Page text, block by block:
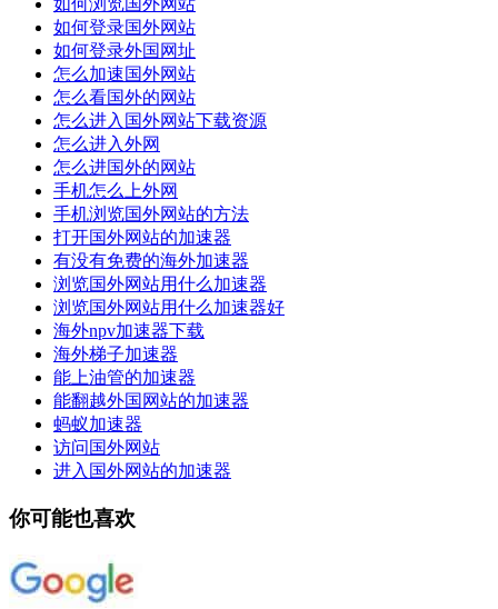
如何浏览国外网站
如何登录国外网站
如何登录外国网址
怎么加速国外网站
怎么看国外的网站
怎么进入国外网站下载资源
怎么进入外网
怎么进国外的网站
手机怎么上外网
手机浏览国外网站的方法
打开国外网站的加速器
有没有免费的海外加速器
浏览国外网站用什么加速器
浏览国外网站用什么加速器好
海外npv加速器下载
海外梯子加速器
能上油管的加速器
能翻越外国网站的加速器
蚂蚁加速器
访问国外网站
进入国外网站的加速器
你可能也喜欢